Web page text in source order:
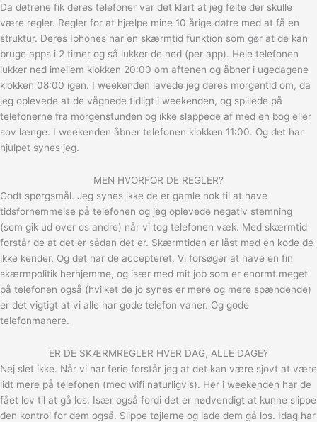
Da døtrene fik deres telefoner var det klart at jeg følte der skulle
være regler. Regler for at hjælpe mine 10 årige døtre med at få en
struktur. Deres Iphones har en skærmtid funktion som gør at de kan
bruge apps i 2 timer og så lukker de ned (per app). Hele telefonen
lukker ned imellem klokken 20:00 om aftenen og åbner i ugedagene
klokken 08:00 igen. I weekenden lavede jeg deres morgentid om, da
jeg oplevede at de vågnede tidligt i weekenden, og spillede på
telefonerne fra morgenstunden og ikke slappede af med en bog eller
sov længe. I weekenden åbner telefonen klokken 11:00. Og det har
hjulpet synes jeg.
MEN HVORFOR DE REGLER?
Godt spørgsmål. Jeg synes ikke de er gamle nok til at have
tidsfornemmelse på telefonen og jeg oplevede negativ stemning
(som gik ud over os andre) når vi tog telefonen væk. Med skærmtid
forstår de at det er sådan det er. Skærmtiden er låst med en kode de
ikke kender. Og det har de accepteret. Vi forsøger at have en fin
skærmpolitik herhjemme, og især med mit job som er enormt meget
på telefonen også (hvilket de jo synes er mere og mere spændende)
er det vigtigt at vi alle har gode telefon vaner. Og gode
telefonmanere.
ER DE SKÆRMREGLER HVER DAG, ALLE DAGE?
Nej slet ikke. Når vi har ferie forstår jeg at det kan være sjovt at være
lidt mere på telefonen (med wifi naturligvis). Her i weekenden har de
fået lov til at gå los. Især også fordi det er nødvendigt at kunne slippe
den kontrol for dem også. Slippe tøjlerne og lade dem gå los. Idag har